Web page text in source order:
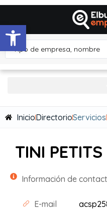
Abrir barra de herramientas
InicioDirectorioServicios
TINI PETITS
Información de
E-mail